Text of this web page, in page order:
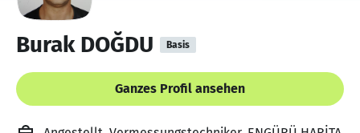
Burak DOĞDU Basis
Ganzes Profil ansehen